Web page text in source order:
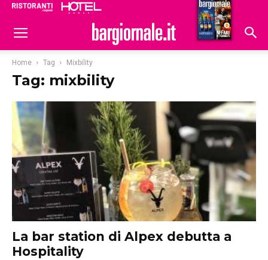
Hoteldomani
Home Tag Mixbility
Tag: mixbility
La bar station di Alpex debutta a
Hospitality